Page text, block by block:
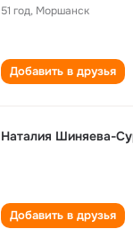
51 год, Моршанск
Добавить в друзья
Наталия Шиняева-
Добавить в друзья